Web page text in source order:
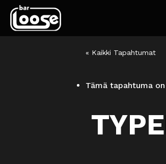
« Kaikki Tapahtumat
Tämä tapahtuma